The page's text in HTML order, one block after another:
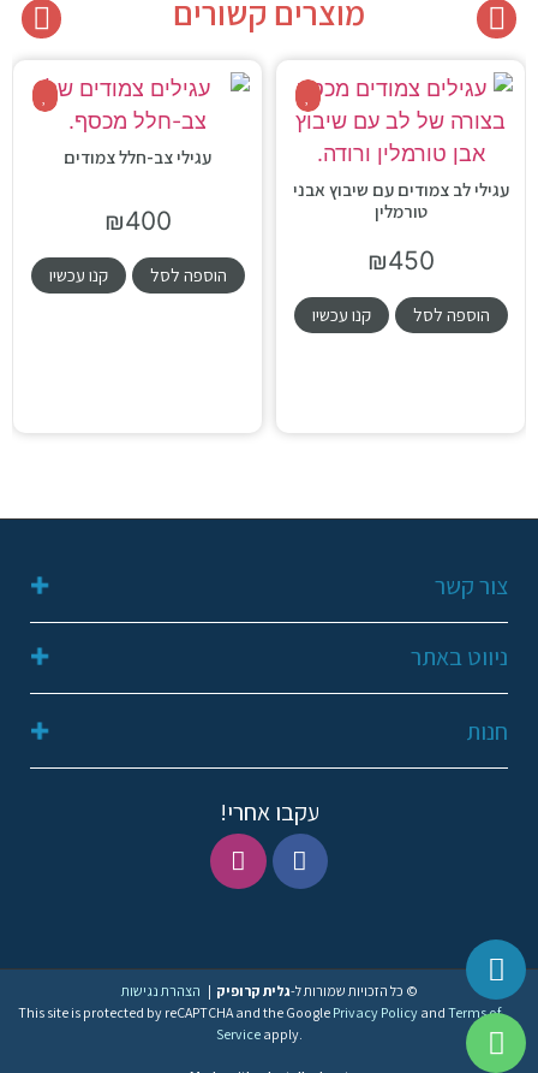
מוצרים קשורים
עגילי לב צמודים עם שיבוץ אבני
טורמלין
₪450
הוספה לסל קנו עכשיו
עגילי צב-חלל צמודים
₪400
הוספה לסל קנו עכשיו
צור קשר
052-2311648
galit249@gmail.com
קריית שמונה
ניווט באתר
דף הבית
אודות
חנות
עקבו אחרי!
© כל הזכויות שמורות ל-גלית קרופיק | הצהרת נגישות
This site is protected by reCAPTCHA and the Google Privacy Policy and Terms of
Service apply.